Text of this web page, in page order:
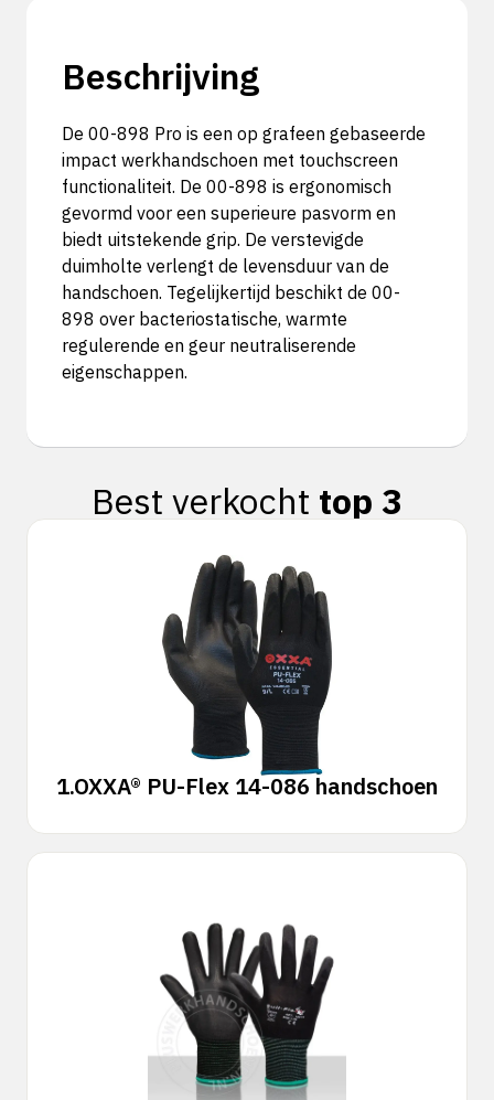
Beschrijving
De 00-898 Pro is een op grafeen gebaseerde
impact werkhandschoen met touchscreen
functionaliteit. De 00-898 is ergonomisch
gevormd voor een superieure pasvorm en
biedt uitstekende grip. De verstevigde
duimholte verlengt de levensduur van de
handschoen. Tegelijkertijd beschikt de 00-
898 over bacteriostatische, warmte
regulerende en geur neutraliserende
eigenschappen.
Best verkocht top 3
1.OXXA® PU-Flex 14-086 handschoen